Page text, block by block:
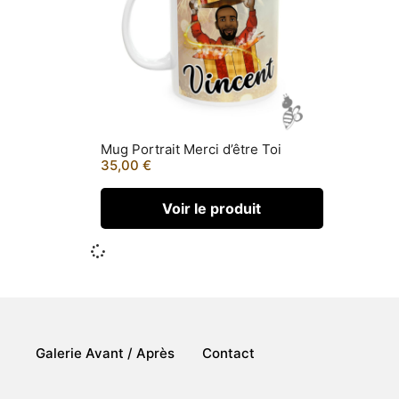
Mug Portrait Merci d’être Toi
35,00 €
Voir le produit
Galerie Avant / Après Contact